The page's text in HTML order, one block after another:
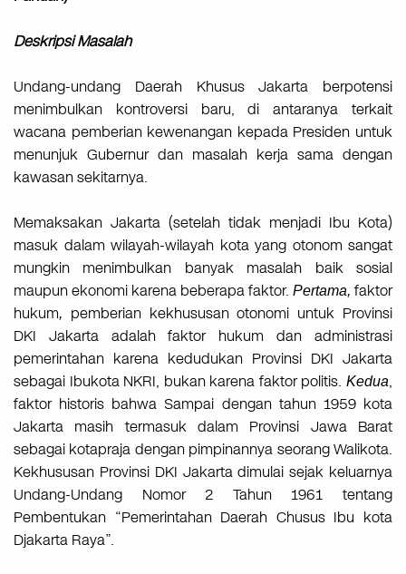
Deskripsi Masalah
Undang-undang Daerah Khusus Jakarta berpotensi
menimbulkan kontroversi baru, di antaranya terkait
wacana pemberian kewenangan kepada Presiden untuk
menunjuk Gubernur dan masalah kerja sama dengan
kawasan sekitarnya.
Memaksakan Jakarta (setelah tidak menjadi Ibu Kota)
masuk dalam wilayah-wilayah kota yang otonom sangat
mungkin menimbulkan banyak masalah baik sosial
maupun ekonomi karena beberapa faktor. Pertama, faktor
hukum,
pemberian kekhususan otonomi untuk Provinsi
DKI Jakarta adalah faktor hukum dan administrasi
pemerintahan karena kedudukan Provinsi DKI Jakarta
sebagai Ibukota NKRI, bukan karena faktor politis. Kedua,
faktor historis bahwa Sampai dengan tahun 1959 kota
Jakarta masih termasuk dalam Provinsi Jawa Barat
sebagai kotapraja dengan pimpinannya seorang Walikota.
Kekhususan Provinsi DKI Jakarta dimulai sejak keluarnya
Undang-Undang Nomor 2 Tahun 1961 tentang
Pembentukan “Pemerintahan Daerah Chusus Ibu kota
Djakarta Raya”.